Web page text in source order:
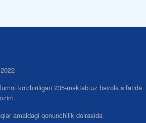
ko'chiriligan 235-maktab.uz havola sifatida
amaldagi qonunchilik doirasida